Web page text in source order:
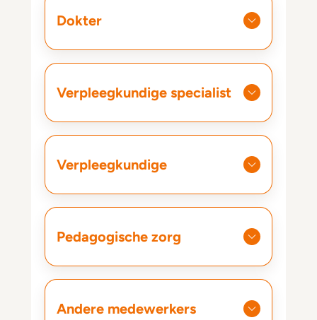
Dokter
Verpleegkundige specialist
Verpleegkundige
Pedagogische zorg
Andere medewerkers